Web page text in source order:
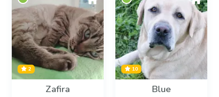
2
Zafira
10
Blue